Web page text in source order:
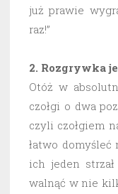
już prawie
raz!”
2. Rozgrywka
Otóż w
czołgi o dwa
czyli czołgiem
łatwo
ich jeden
walnąć w nie